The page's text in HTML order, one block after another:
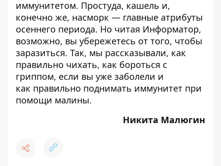
иммунитетом. Простуда, кашель и,
конечно же, насморк — главные атрибуты
осеннего периода. Но читая Информатор,
возможно, вы убережетесь от того, чтобы
заразиться. Так, мы рассказывали, как
правильно чихать, как бороться с
гриппом, если вы уже заболели и
как правильно поднимать иммунитет при
помощи малины.
Никита Малюгин